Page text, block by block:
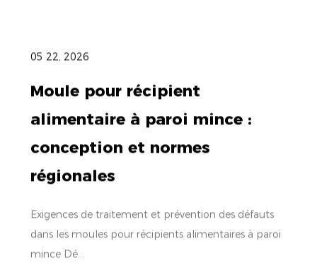
05 22, 2026
Moule pour récipient
alimentaire à paroi mince :
conception et normes
régionales
Exigences de traitement et prévention des défauts
dans les moules pour récipients alimentaires à paroi
mince Dé...